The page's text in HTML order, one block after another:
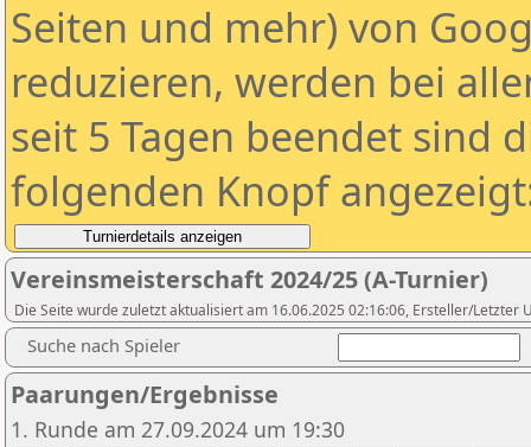
Seiten und mehr) von
reduzieren, werden bei
seit 5 Tagen beendet sind
folgenden Knopf
Vereinsmeisterschaft 2024/25 (A-Turnier)
Die Seite wurde zuletzt aktualisiert am 16.06.2025 02:16:06, Ersteller/Letzter
Suche nach Spieler
Paarungen/Ergebnisse
1. Runde am 27.09.2024 um 19:30